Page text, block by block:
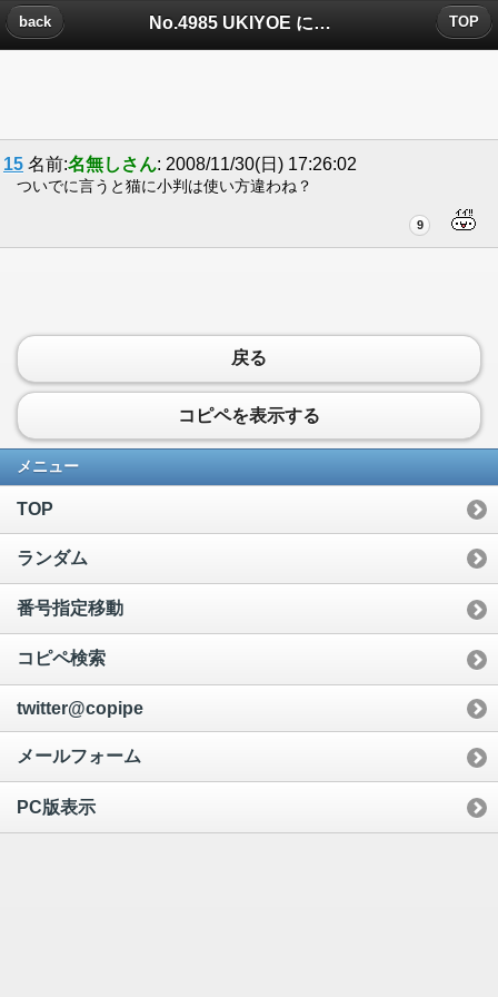
No.4985 UKIYOE についたコメント
back TOP
15 名前:名無しさん: 2008/11/30(日) 17:26:02
ついでに言うと猫に小判は使い方違わね？
9
戻る
コピペを表示する
メニュー
TOP
ランダム
番号指定移動
コピペ検索
twitter@copipe
メールフォーム
PC版表示